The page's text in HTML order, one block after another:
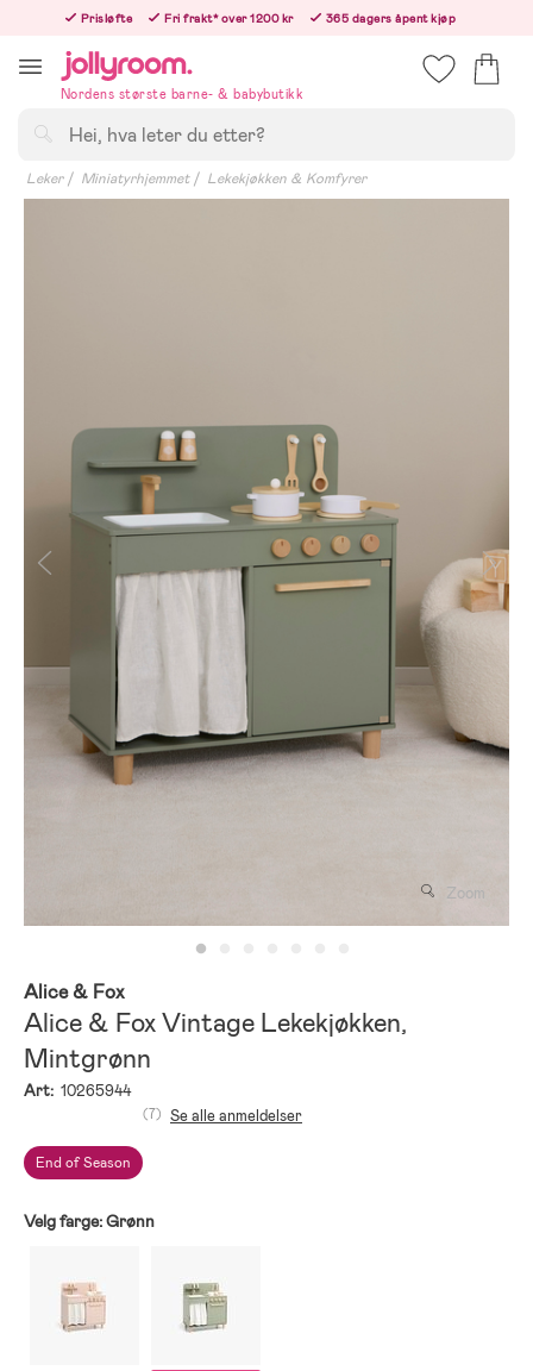
innehållet
Prisløfte Fri frakt* over 1200 kr
365 dagers åpent kjøp
Nordens største barne- & babybutikk
Leker Miniatyrhjemmet Lekekjøkken & Komfyrer
Zoom
Alice & Fox
Alice & Fox Vintage Lekekjøkken,
Mintgrønn
Art: 10265944
End of Season
(7) Se alle anmeldelser
Velg farge:Grønn